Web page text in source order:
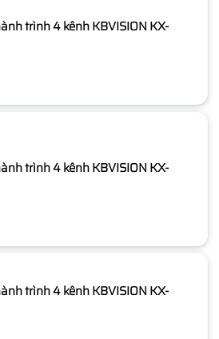
trình 4 kênh KBVISION KX-
trình 4 kênh KBVISION KX-
trình 4 kênh KBVISION KX-